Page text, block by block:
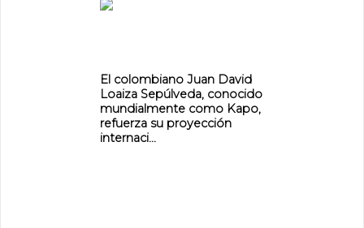
El colombiano Juan David
Loaiza Sepúlveda, conocido
mundialmente como Kapo,
refuerza su proyección
internaci...